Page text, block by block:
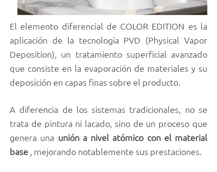
El elemento diferencial de COLOR EDITION es la
aplicación de la tecnología PVD (Physical Vapor
Deposition), un tratamiento superficial avanzado
que consiste en la evaporación de materiales y su
deposición en capas finas sobre el producto.
A diferencia de los sistemas tradicionales, no se
trata de pintura ni lacado, sino de un proceso que
genera una unión a nivel atómico con el material
base , mejorando notablemente sus prestaciones.